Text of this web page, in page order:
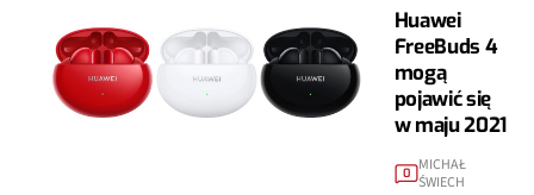
Huawei
FreeBuds 4
mogą
pojawić się
w maju 2021
0
MICHAŁ
ŚWIECH